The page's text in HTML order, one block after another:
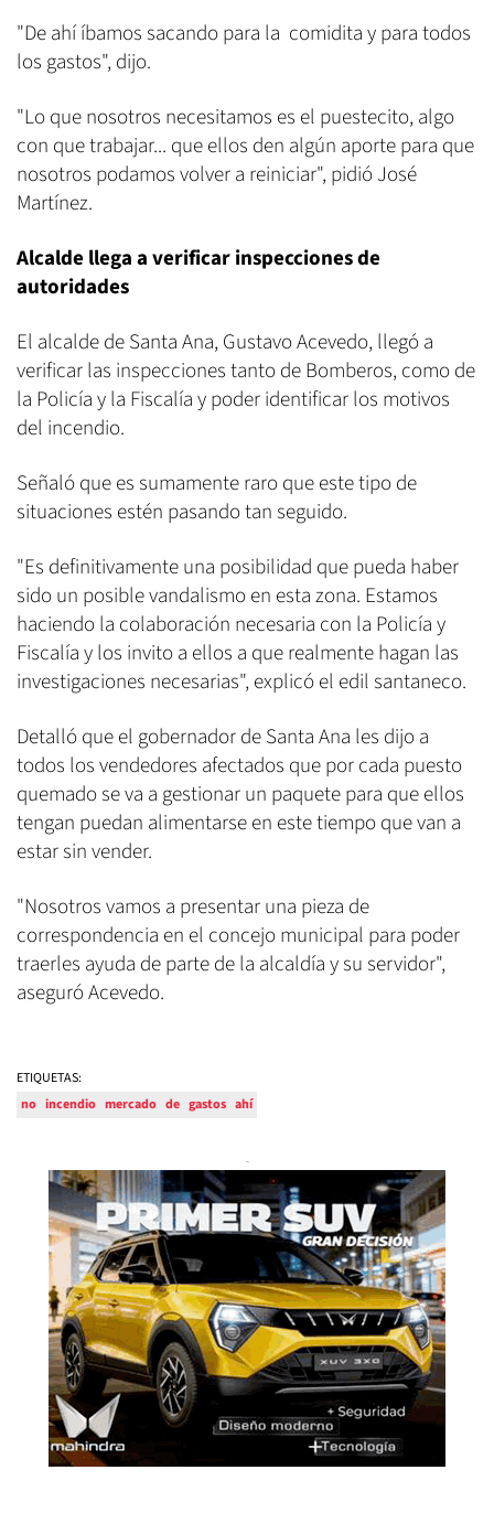
"De ahí íbamos sacando para la comidita y para todos
los gastos", dijo.
"Lo que nosotros necesitamos es el puestecito, algo
con que trabajar... que ellos den algún aporte para que
nosotros podamos volver a reiniciar", pidió José
Martínez.
Alcalde llega a verificar inspecciones de
autoridades
El alcalde de Santa Ana, Gustavo Acevedo, llegó a
verificar las inspecciones tanto de Bomberos, como de
la Policía y la Fiscalía y poder identificar los motivos
del incendio.
Señaló que es sumamente raro que este tipo de
situaciones estén pasando tan seguido.
"Es definitivamente una posibilidad que pueda haber
sido un posible vandalismo en esta zona. Estamos
haciendo la colaboración necesaria con la Policía y
Fiscalía y los invito a ellos a que realmente hagan las
investigaciones necesarias", explicó el edil santaneco.
Detalló que el gobernador de Santa Ana les dijo a
todos los vendedores afectados que por cada puesto
quemado se va a gestionar un paquete para que ellos
tengan puedan alimentarse en este tiempo que van a
estar sin vender.
"Nosotros vamos a presentar una pieza de
correspondencia en el concejo municipal para poder
traerles ayuda de parte de la alcaldía y su servidor",
aseguró Acevedo.
ETIQUETAS:
no incendio mercado de gastos ahí